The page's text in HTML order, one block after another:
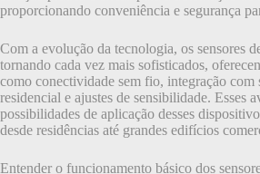
proporcionando conveniência e segurança
Com a evolução da tecnologia, os sensores
tornando cada vez mais sofisticados,
como conectividade sem fio, integração com
residencial e ajustes de sensibilidade. Esses
possibilidades de aplicação desses
desde residências até grandes edifícios
Entender o funcionamento básico dos